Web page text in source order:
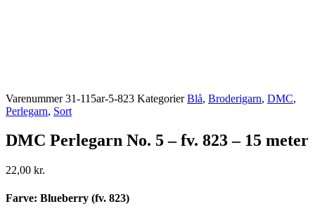
Varenummer31-115ar-5-823 Kategorier Blå, Broderigarn, DMC,
Perlegarn, Sort
DMC Perlegarn No. 5 – fv. 823 – 15 meter
22,00 kr.
Farve: Blueberry (fv. 823)